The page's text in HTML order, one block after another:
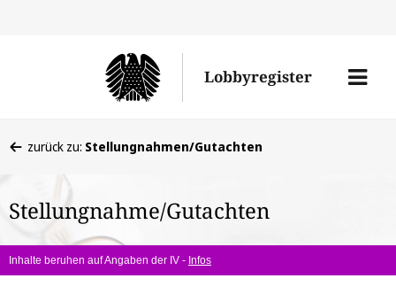
Lobbyregister
Menü
befinden
hier:
zurück zu: Stellungnahmen/Gutachten
Stellungnahme/Gutachten
Inhalte beruhen auf Angaben der IV - Infos